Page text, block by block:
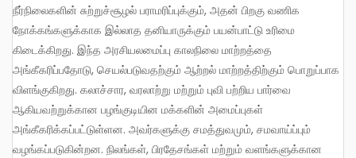
நீர்நிலைகளின் சுற்றுச்சூழல் பராமரிப்புக்கும், அதன் பிறகு வணிக
நோக்கங்களுக்காக இல்லாத தனியாருக்கும் பயன்பாட்டு உரிமை
கிடைக்கிறது. இந்த அரசியலமைப்பு காலநிலை மாற்றத்தை
அங்கீகரிப்பதோடு, செயல்படுவதற்கும் ஆற்றல் மாற்றத்திற்கும் பொறுப்பாக
விளங்குகிறது. கலாச்சார, வரலாற்று மற்றும் புவி பற்றிய பார்வை
ஆகியவற்றுக்கான பழங்குடியின மக்களின் அமைப்புகள்
அங்கீகரிக்கப்பட்டுள்ளன. அவர்களுக்கு சமத்துவமும், சமவாய்ப்பும்
வழங்கப்படுகின்றன. நிலங்கள், பிரதேசங்கள் மற்றும் வளங்களுக்கான